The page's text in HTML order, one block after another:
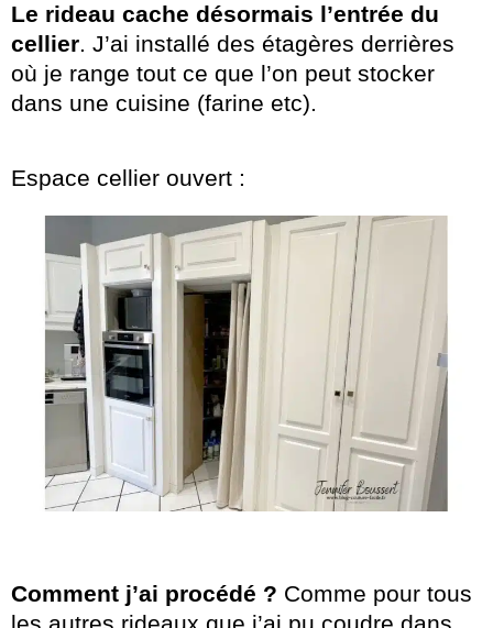
Le rideau cache désormais l’entrée du
cellier . J’ai installé des étagères derrières
où je range tout ce que l’on peut stocker
dans une cuisine (farine etc).
Espace cellier ouvert :
Comment j’ai procédé ? Comme pour tous
les autres rideaux que j’ai pu coudre dans